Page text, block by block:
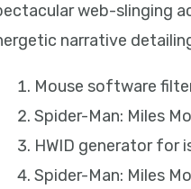
web-slinging
narrative
Mouse software
Spider-Man: Miles
HWID generator for
Spider-Man: Miles